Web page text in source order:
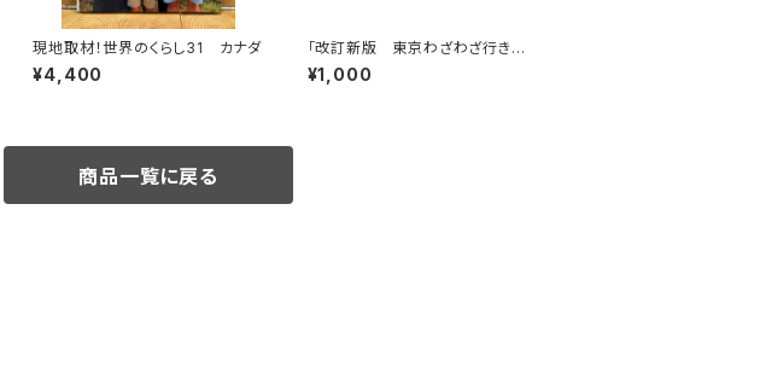
現地取材！世界のくらし31 カナダ
¥4,400
「改訂新版 東京わざわざ行きた
い街の本屋さん」出版記念トークイ
ベント録画視聴権
¥1,000
商品一覧に戻る